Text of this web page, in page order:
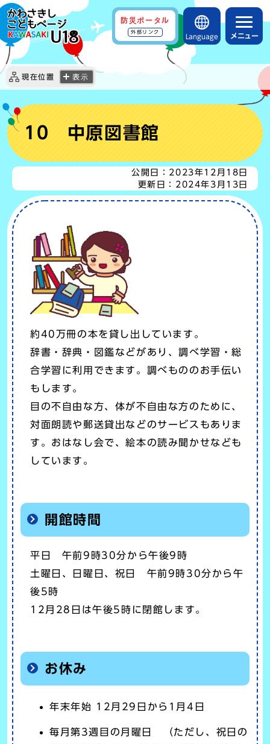
防災ポータル
外部リンク
Language メニュー
現在位置 表示
10 中原図書館
公開日： 2023年12月18日
更新日： 2024年3月13日
約40万冊の本を貸し出しています。
辞書・辞典・図鑑などがあり、調べ学習・総
合学習に利用できます。調べもののお手伝い
もします。
目の不自由な方、体が不自由な方のために、
対面朗読や郵送貸出などのサービスもありま
す。おはなし会で、絵本の読み聞かせなども
しています。
開館時間
平日 午前9時30分から午後9時
土曜日、日曜日、祝日 午前9時30分から午
後5時
12月28日は午後5時に閉館します。
お休み
年末年始 12月29日から1月4日
毎月第3週目の月曜日 （ただし、祝日の